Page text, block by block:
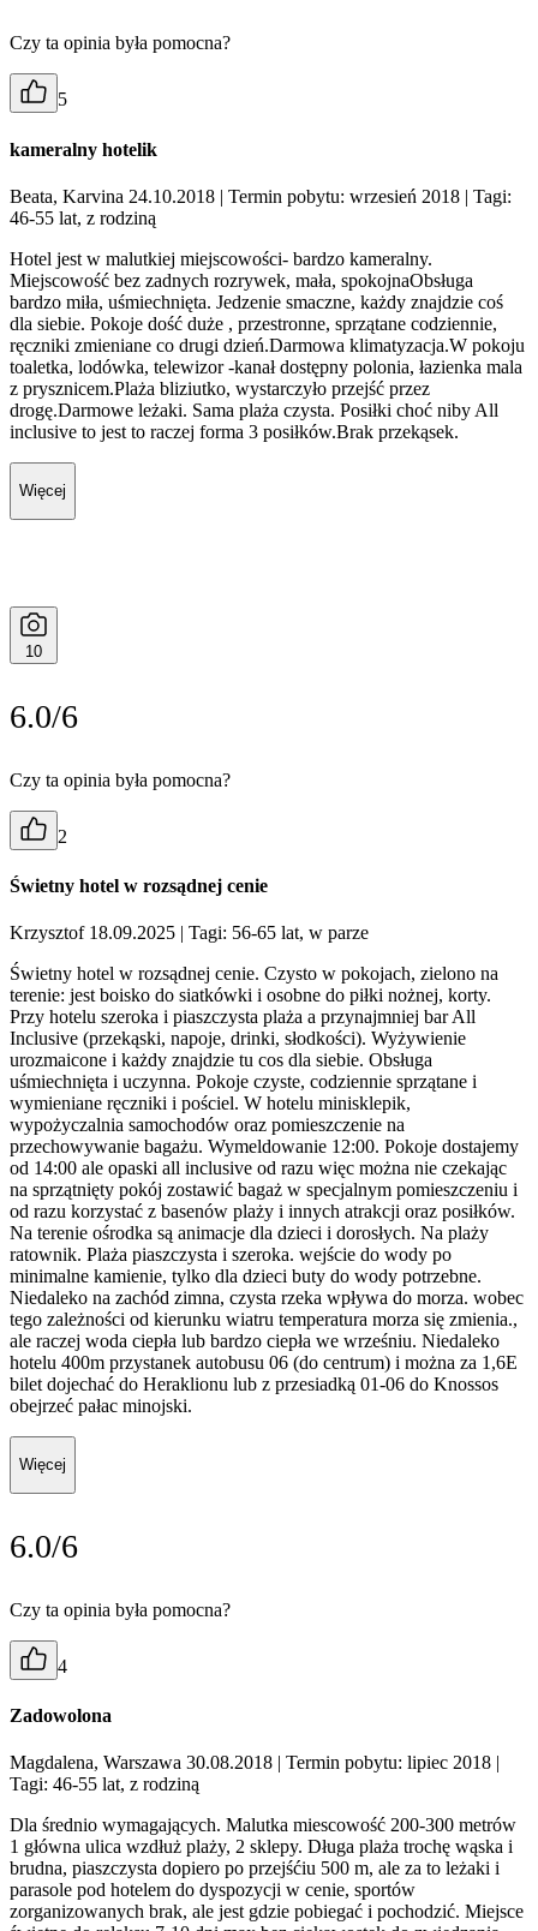
Czy ta opinia była pomocna?
5
kameralny hotelik
Beata, Karvina 24.10.2018 | Termin pobytu: wrzesień 2018 | Tagi:
46-55 lat, z rodziną
Hotel jest w malutkiej miejscowości- bardzo kameralny.
Miejscowość bez zadnych rozrywek, mała, spokojnaObsługa
bardzo miła, uśmiechnięta. Jedzenie smaczne, każdy znajdzie coś
dla siebie. Pokoje dość duże , przestronne, sprzątane codziennie,
ręczniki zmieniane co drugi dzień.Darmowa klimatyzacja.W pokoju
toaletka, lodówka, telewizor -kanał dostępny polonia, łazienka mala
z prysznicem.Plaża bliziutko, wystarczyło przejść przez
drogę.Darmowe leżaki. Sama plaża czysta. Posiłki choć niby All
inclusive to jest to raczej forma 3 posiłków.Brak przekąsek.
Więcej
10
6.0/6
Czy ta opinia była pomocna?
2
Świetny hotel w rozsądnej cenie
Krzysztof 18.09.2025 | Tagi: 56-65 lat, w parze
Świetny hotel w rozsądnej cenie. Czysto w pokojach, zielono na
terenie: jest boisko do siatkówki i osobne do piłki nożnej, korty.
Przy hotelu szeroka i piaszczysta plaża a przynajmniej bar All
Inclusive (przekąski, napoje, drinki, słodkości). Wyżywienie
urozmaicone i każdy znajdzie tu cos dla siebie. Obsługa
uśmiechnięta i uczynna. Pokoje czyste, codziennie sprzątane i
wymieniane ręczniki i pościel. W hotelu minisklepik,
wypożyczalnia samochodów oraz pomieszczenie na
przechowywanie bagażu. Wymeldowanie 12:00. Pokoje dostajemy
od 14:00 ale opaski all inclusive od razu więc można nie czekając
na sprzątnięty pokój zostawić bagaż w specjalnym pomieszczeniu i
od razu korzystać z basenów plaży i innych atrakcji oraz posiłków.
Na terenie ośrodka są animacje dla dzieci i dorosłych. Na plaży
ratownik. Plaża piaszczysta i szeroka. wejście do wody po
minimalne kamienie, tylko dla dzieci buty do wody potrzebne.
Niedaleko na zachód zimna, czysta rzeka wpływa do morza. wobec
tego zależności od kierunku wiatru temperatura morza się zmienia.,
ale raczej woda ciepła lub bardzo ciepła we wrześniu. Niedaleko
hotelu 400m przystanek autobusu 06 (do centrum) i można za 1,6E
bilet dojechać do Heraklionu lub z przesiadką 01-06 do Knossos
obejrzeć pałac minojski.
Więcej
6.0/6
Czy ta opinia była pomocna?
4
Zadowolona
Magdalena, Warszawa 30.08.2018 | Termin pobytu: lipiec 2018 |
Tagi: 46-55 lat, z rodziną
Dla średnio wymagających. Malutka miescowość 200-300 metrów
1 główna ulica wzdłuż plaży, 2 sklepy. Długa plaża trochę wąska i
brudna, piaszczysta dopiero po przejśćiu 500 m, ale za to leżaki i
parasole pod hotelem do dyspozycji w cenie, sportów
zorganizowanych brak, ale jest gdzie pobiegać i pochodzić. Miejsce